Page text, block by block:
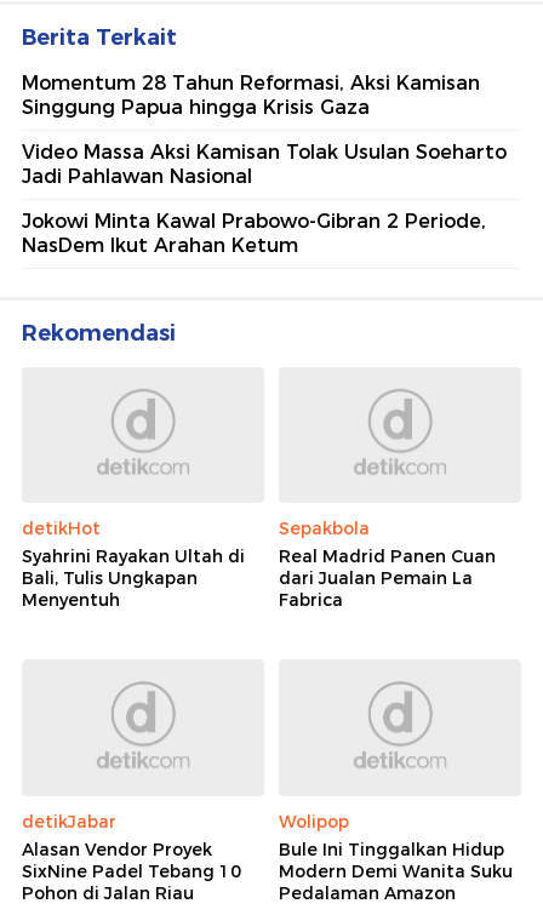
Berita Terkait
Momentum 28 Tahun Reformasi, Aksi Kamisan
Singgung Papua hingga Krisis Gaza
Video Massa Aksi Kamisan Tolak Usulan Soeharto
Jadi Pahlawan Nasional
Jokowi Minta Kawal Prabowo-Gibran 2 Periode,
NasDem Ikut Arahan Ketum
Rekomendasi
detikHot
Syahrini Rayakan Ultah di
Bali, Tulis Ungkapan
Menyentuh
Sepakbola
Real Madrid Panen Cuan
dari Jualan Pemain La
Fabrica
detikJabar
Alasan Vendor Proyek
SixNine Padel Tebang 10
Pohon di Jalan Riau
Wolipop
Bule Ini Tinggalkan Hidup
Modern Demi Wanita Suku
Pedalaman Amazon